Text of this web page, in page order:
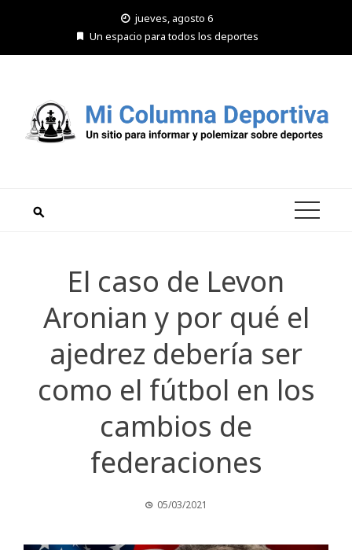
jueves, agosto 6
Un espacio para todos los deportes
El caso de Levon
Aronian y por qué el
ajedrez debería ser
como el fútbol en los
cambios de
federaciones
05/03/2021